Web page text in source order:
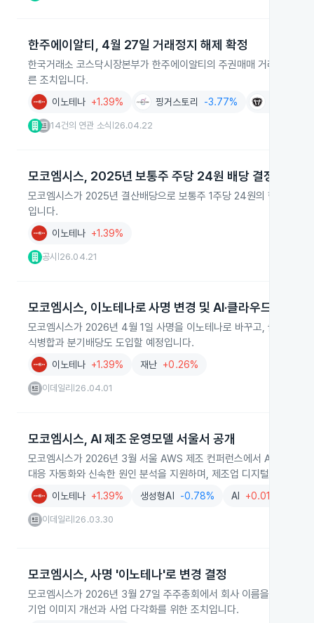
한주에이알티, 4월 27일 거래정지 해제 확정
한국거래소 코스닥시장본부가 한주에이알티의 주권매매 거래정지
른 조치입니다.
이노테나 +1.39% 핑거스토리 -3.77%
14건의 연관 소식 26.04.22
모코엠시스, 2025년 보통주 주당 24원 배당 결정
모코엠시스가 2025년 결산배당으로 보통주 1주당 24원의 현금배
입니다.
이노테나 +1.39%
공시 26.04.21
모코엠시스, 이노테나로 사명 변경 및 AI·클라우드 투자 확
모코엠시스가 2026년 4월 1일 사명을 이노테나로 바꾸고, 클라우드
식병합과 분기배당도 도입할 예정입니다.
이노테나 +1.39% 재난 +0.26%
이데일리 26.04.01
모코엠시스, AI 제조 운영모델 서울서 공개
모코엠시스가 2026년 3월 서울 AWS 제조 컨퍼런스에서 AI 기반 제
대응 자동화와 신속한 원인 분석을 지원하며, 제조업 디지털 전환과
이노테나 +1.39% 생성형AI -0.78% AI +0.01%
이데일리 26.03.30
모코엠시스, 사명 '이노테나'로 변경 결정
모코엠시스가 2026년 3월 27일 주주총회에서 회사 이름을 '이노테
기업 이미지 개선과 사업 다각화를 위한 조치입니다.